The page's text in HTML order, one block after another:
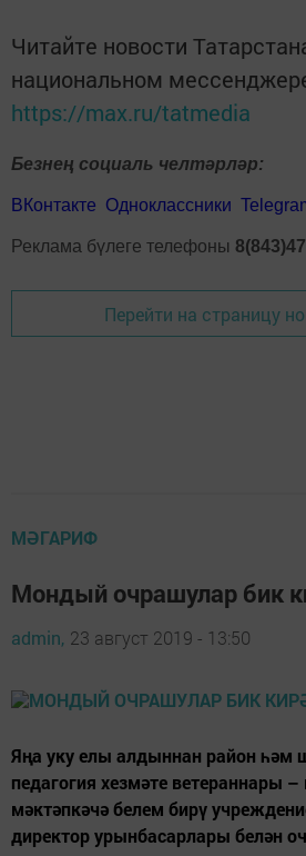
Читайте новости
национальном
https://max.ru/tatmedia
Безнең социаль челтәрләр:
ВКонтакте Одноклассники
Реклама бүлеге телефоны
Перейти на страницу
МӘГАРИФ
Мондый очрашулар бик
admin, 23 август 2019 - 13:50
Яңа уку елы алдыннан район һәм
педагогия хезмәте ветераннары
мәктәпкәчә белем бирү
директор урынбасарлары белән